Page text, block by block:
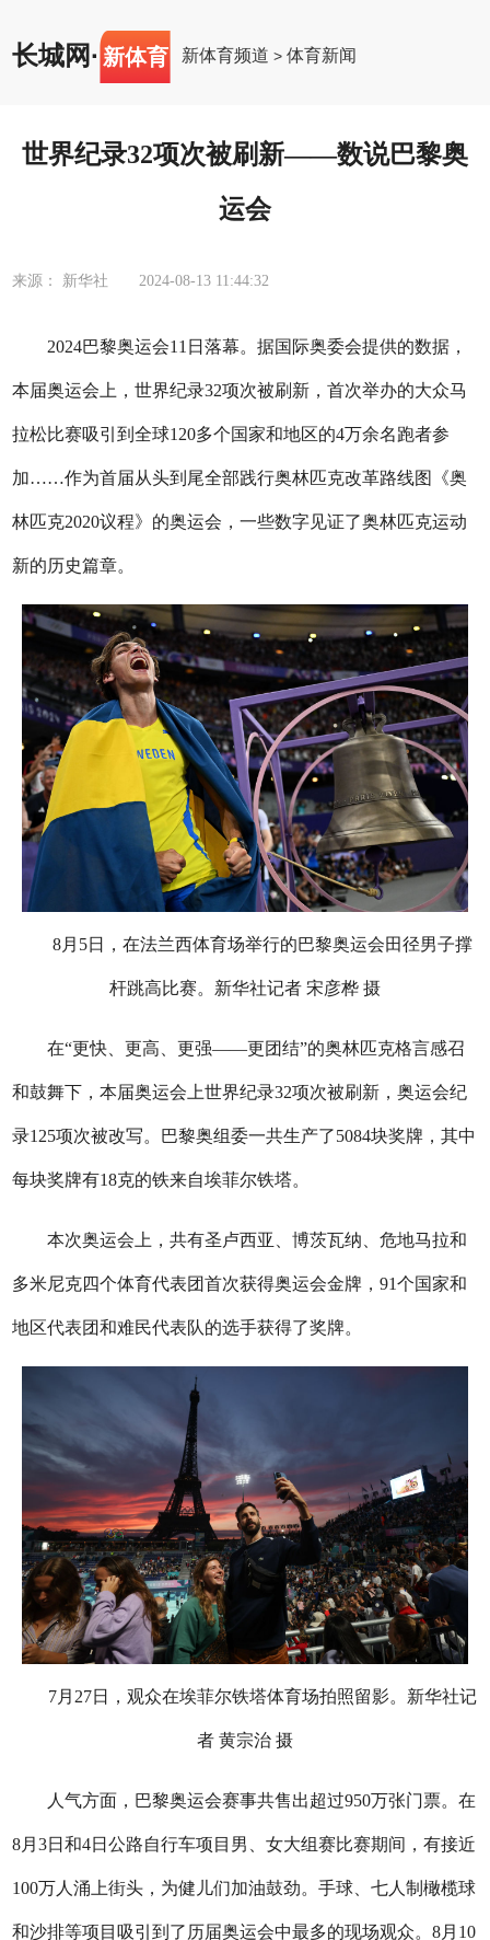
长城网· 新体育 新体育频道 >体育新闻
世界纪录32项次被刷新——数说巴黎奥
运会
来源： 新华社 2024-08-13 11:44:32
2024巴黎奥运会11日落幕。据国际奥委会提供的数据，
本届奥运会上，世界纪录32项次被刷新，首次举办的大众马
拉松比赛吸引到全球120多个国家和地区的4万余名跑者参
加……作为首届从头到尾全部践行奥林匹克改革路线图《奥
林匹克2020议程》的奥运会，一些数字见证了奥林匹克运动
新的历史篇章。
8月5日，在法兰西体育场举行的巴黎奥运会田径男子撑
杆跳高比赛。新华社记者 宋彦桦 摄
在“更快、更高、更强——更团结”的奥林匹克格言感召
和鼓舞下，本届奥运会上世界纪录32项次被刷新，奥运会纪
录125项次被改写。巴黎奥组委一共生产了5084块奖牌，其中
每块奖牌有18克的铁来自埃菲尔铁塔。
本次奥运会上，共有圣卢西亚、博茨瓦纳、危地马拉和
多米尼克四个体育代表团首次获得奥运会金牌，91个国家和
地区代表团和难民代表队的选手获得了奖牌。
7月27日，观众在埃菲尔铁塔体育场拍照留影。新华社记
者 黄宗治 摄
人气方面，巴黎奥运会赛事共售出超过950万张门票。在
8月3日和4日公路自行车项目男、女大组赛比赛期间，有接近
100万人涌上街头，为健儿们加油鼓劲。手球、七人制橄榄球
和沙排等项目吸引到了历届奥运会中最多的现场观众。8月10